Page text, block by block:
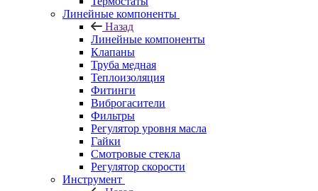
Линейные компоненты
Назад
Линейные компоненты
Клапаны
Труба медная
Теплоизоляция
Фитинги
Виброгасители
Фильтры
Регулятор уровня масла
Гайки
Смотровые стекла
Регулятор скорости
Инструмент